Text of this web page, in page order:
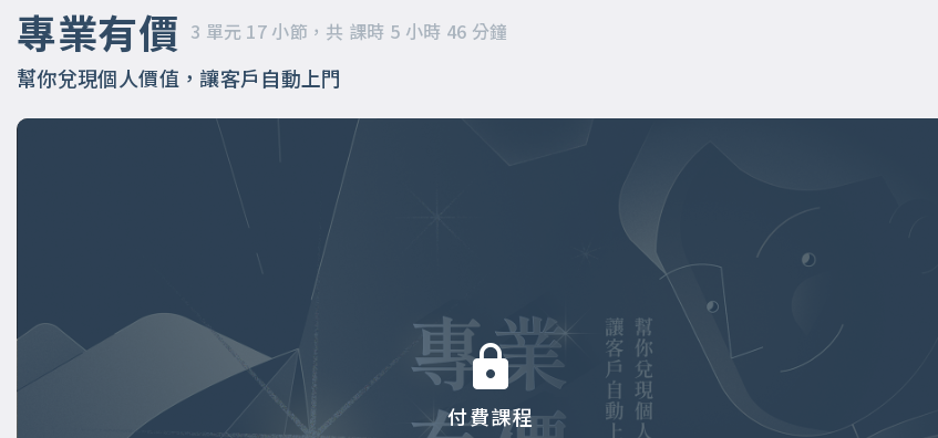
專業有價 3 單元 17 小節，共 課時 5 小時 46 分鐘
幫你兌現個人價值，讓客戶自動上門
付費課程